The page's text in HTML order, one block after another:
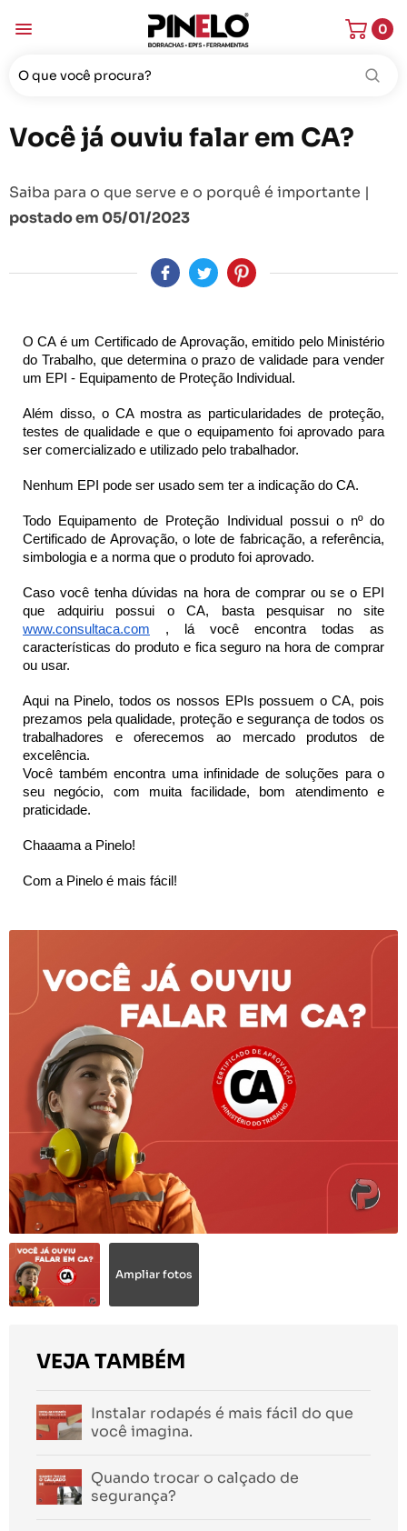
0
Você já ouviu falar em CA?
Saiba para o que serve e o porquê é importante |
postado em 05/01/2023
O CA é um Certificado de Aprovação, emitido pelo Ministério
do Trabalho, que determina o prazo de validade para vender
um EPI - Equipamento de Proteção Individual.
Além disso, o CA mostra as particularidades de proteção,
testes de qualidade e que o equipamento foi aprovado para
ser comercializado e utilizado pelo trabalhador.
Nenhum EPI pode ser usado sem ter a indicação do CA.
Todo Equipamento de Proteção Individual possui o nº do
Certificado de Aprovação, o lote de fabricação, a referência,
simbologia e a norma que o produto foi aprovado.
Caso você tenha dúvidas na hora de comprar ou se o EPI
www.consultaca.com , lá você encontra todas as
características do produto e fica seguro na hora de comprar
ou usar.
Aqui na Pinelo, todos os nossos EPIs possuem o CA, pois
prezamos pela qualidade, proteção e segurança de todos os
trabalhadores e oferecemos ao mercado produtos de
excelência.
Você também encontra uma infinidade de soluções para o
seu negócio, com muita facilidade, bom atendimento e
praticidade.
Chaaama a Pinelo!
Com a Pinelo é mais fácil!
Ampliar fotos
VEJA TAMBÉM
Instalar rodapés é mais fácil do que
você imagina.
Quando trocar o calçado de
segurança?